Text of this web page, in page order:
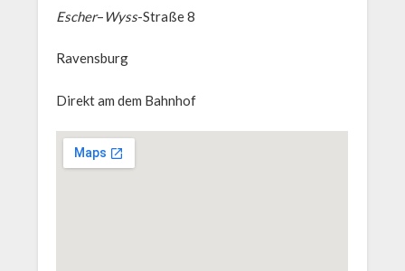
Escher–Wyss-Straße 8
Ravensburg
Direkt am dem Bahnhof